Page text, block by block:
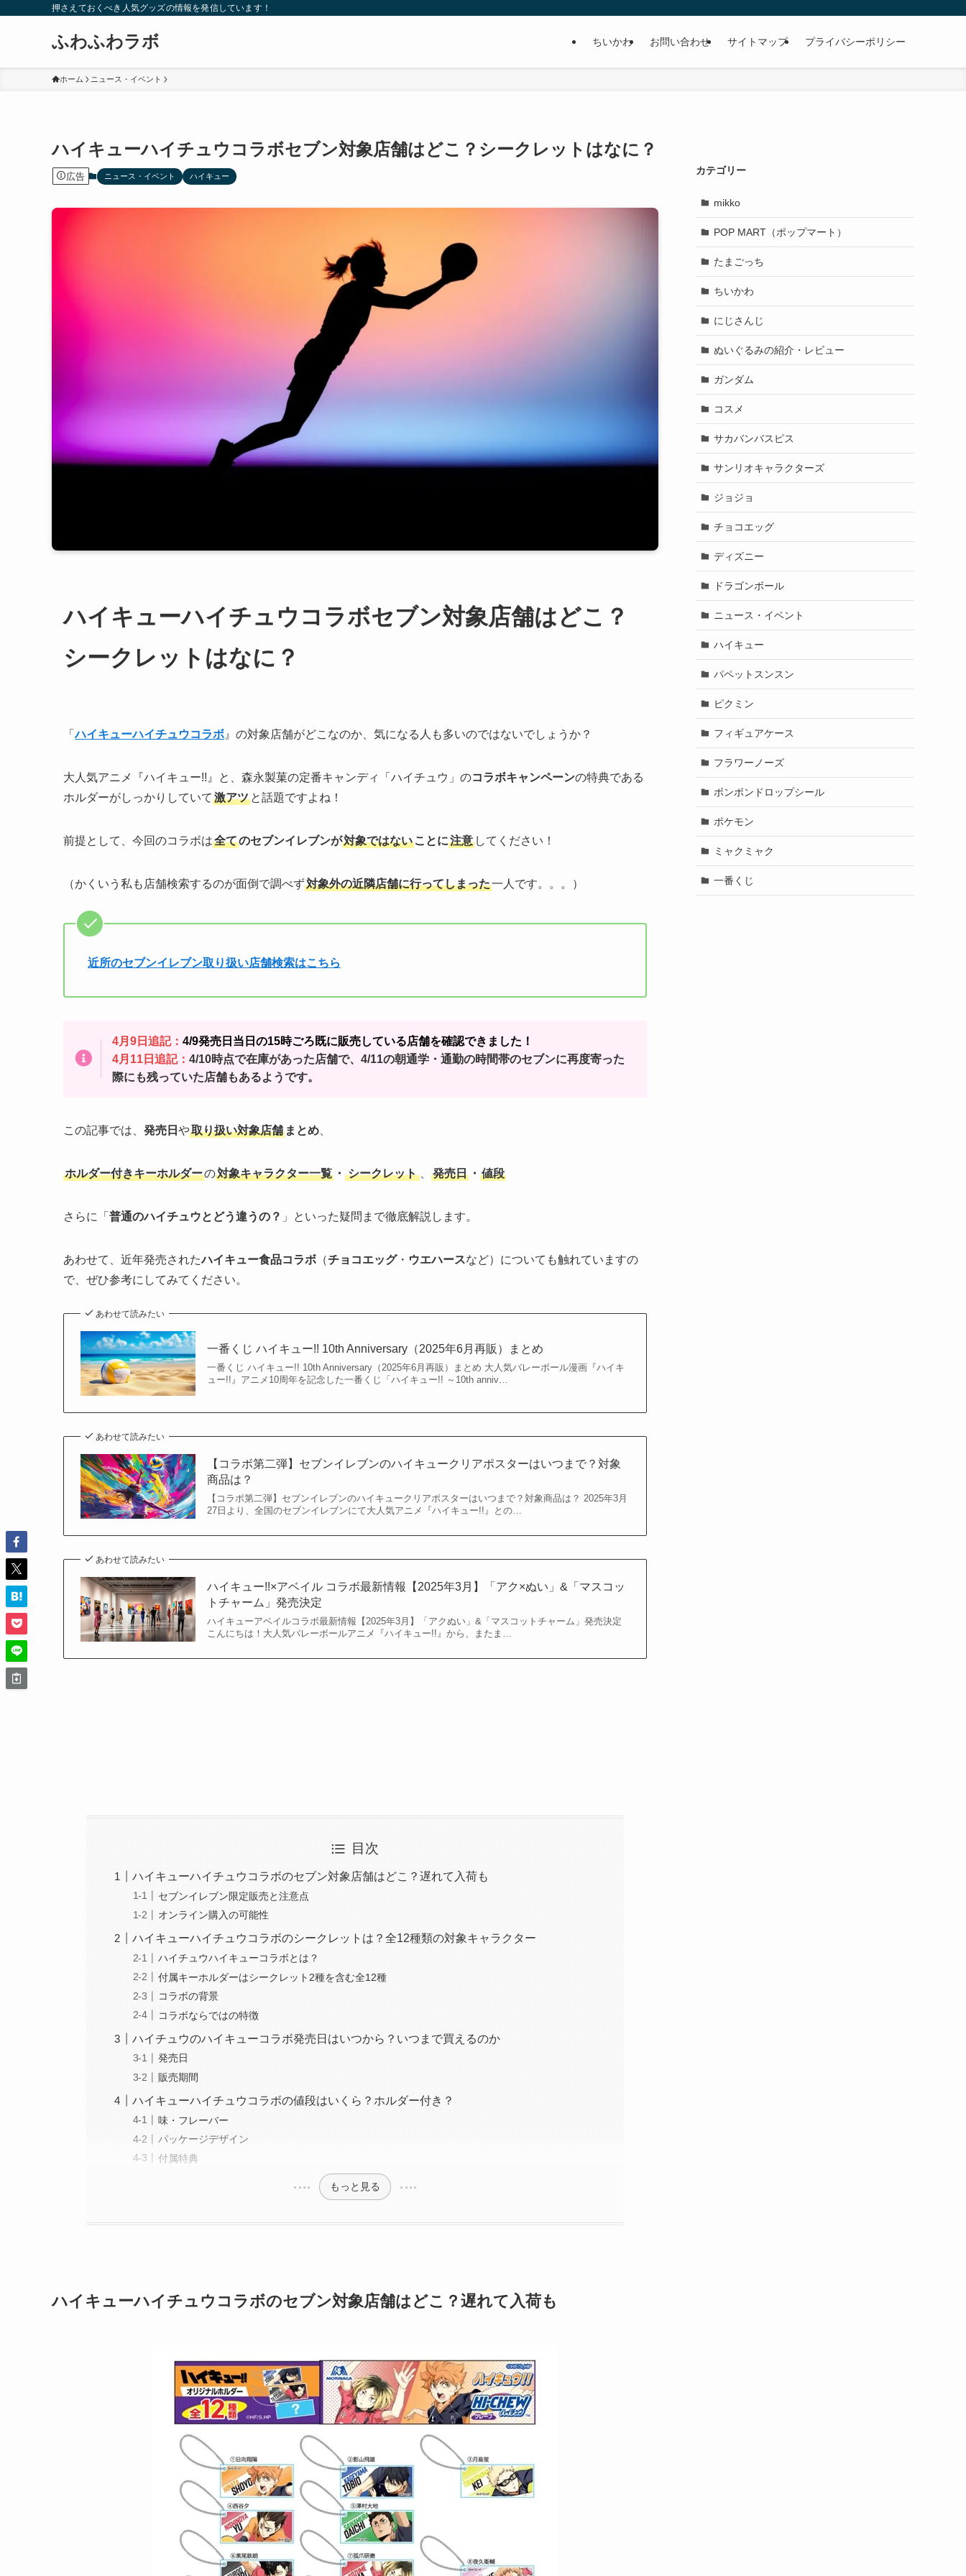
押さえておくべき人気グッズの情報を発信しています！
ふわふわラボ ちいかわ お問い合わせ サイトマップ プライバシーポリシー
ホーム ニュース・イベント
ハイキューハイチュウコラボセブン対象店舗はどこ？シークレットはなに？
広告 ニュース・イベント ハイキュー
ハイキューハイチュウコラボセブン対象店舗はどこ？
シークレットはなに？
「ハイキューハイチュウコラボ 』の対象店舗がどこなのか、気になる人も多いのではないでしょうか？
大人気アニメ『ハイキュー!!』と、森永製菓の定番キャンディ「ハイチュウ」のコラボキャンペーンの特典である
ホルダーがしっかりしていて 激アツ と話題ですよね！
前提として、今回のコラボは全てのセブンイレブンが対象ではない ことに注意 してください！
（かくいう私も店舗検索するのが面倒で調べず対象外の近隣店舗に行ってしまった一人です。。。）
近所のセブンイレブン取り扱い店舗検索はこちら
4月9日 追記： 4/9発売日当日の15時ごろ既に販売している店舗を確認できました！
4月11日追記： 4/10時点で在庫があった店舗で、4/11の朝通学・通勤の時間帯のセブンに再度寄った
際にも残っていた店舗もあるようです。
この記事では、 発売日 や取り扱い対象店舗 まとめ
ホルダー付きキーホルダーの対象キャラクター一覧 ・ シークレット 発売日 ・ 値段
さらに「 普通のハイチュウとどう違うの？ 」といった疑問まで徹底解説します。
あわせて、近年発売されたハイキュー食品コラボ （チョコエッグ・ ウエハースなど）についても触れていますの
で、ぜひ参考にしてみてください。
あわせて読みたい
一番くじ ハイキュー!! 10th Anniversary（2025年6月再販）まとめ
一番くじ ハイキュー!! 10th Anniversary（2025年6月再販）まとめ 大人気バレーボール漫画『ハイキ
ュー!!』アニメ10周年を記念した一番くじ「ハイキュー!! ～10th anniv…
あわせて読みたい
【コラボ第二弾】セブンイレブンのハイキュークリアポスターはいつまで？対象
商品は？
【コラボ第二弾】セブンイレブンのハイキュークリアポスターはいつまで？対象商品は？ 2025年3月
27日より、全国のセブンイレブンにて大人気アニメ『ハイキュー!!』との…
あわせて読みたい
ハイキュー!!×アベイル コラボ最新情報【2025年3月】「アク×ぬい」&「マスコッ
トチャーム」発売決定
ハイキューアベイルコラボ最新情報【2025年3月】「アクぬい」&「マスコットチャーム」発売決定
こんにちは！大人気バレーボールアニメ『ハイキュー!!』から、またま…
目次
ハイキューハイチュウコラボのセブン対象店舗はどこ？遅れて入荷も
セブンイレブン限定販売と注意点
オンライン購入の可能性
ハイキューハイチュウコラボのシークレットは？全12種類の対象キャラクター
ハイチュウハイキューコラボとは？
付属キーホルダーはシークレット2種を含む全12種
コラボの背景
コラボならではの特徴
ハイチュウのハイキューコラボ発売日はいつから？いつまで買えるのか
発売日
販売期間
ハイキューハイチュウコラボの値段はいくら？ホルダー付き？
味・フレーバー
パッケージデザイン
付属特典
もっと見る
ハイキューハイチュウコラボのセブン対象店舗はどこ？遅れて入荷も
カテゴリー
mikko
POP MART（ポップマート）
たまごっち
ちいかわ
にじさんじ
ぬいぐるみの紹介・レビュー
ガンダム
コスメ
サカバンバスピス
サンリオキャラクターズ
ジョジョ
チョコエッグ
ディズニー
ドラゴンボール
ニュース・イベント
ハイキュー
パペットスンスン
ピクミン
フィギュアケース
フラワーノーズ
ボンボンドロップシール
ポケモン
ミャクミャク
一番くじ